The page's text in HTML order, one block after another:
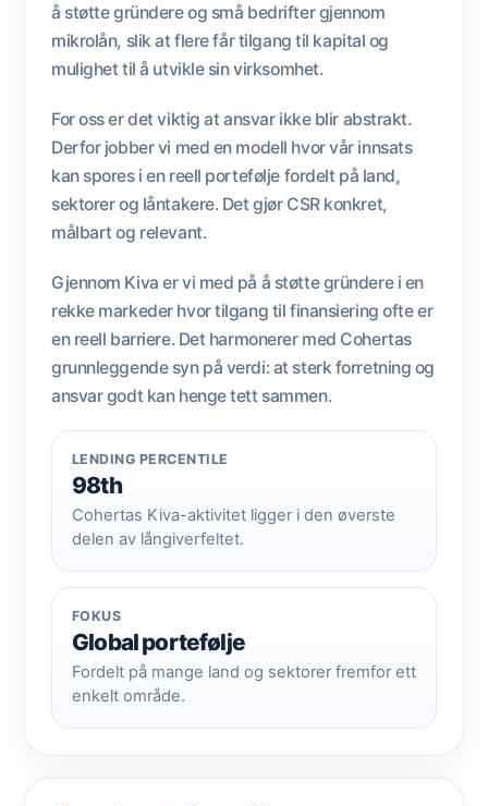
å støtte gründere og små bedrifter gjennom
mikrolån, slik at flere får tilgang til kapital og
mulighet til å utvikle sin virksomhet.
For oss er det viktig at ansvar ikke blir abstrakt.
Derfor jobber vi med en modell hvor vår innsats
kan spores i en reell portefølje fordelt på land,
sektorer og låntakere. Det gjør CSR konkret,
målbart og relevant.
Gjennom Kiva er vi med på å støtte gründere i en
rekke markeder hvor tilgang til finansiering ofte er
en reell barriere. Det harmonerer med Cohertas
grunnleggende syn på verdi: at sterk forretning og
ansvar godt kan henge tett sammen.
LENDING PERCENTILE
98th
Cohertas Kiva-aktivitet ligger i den øverste
delen av långiverfeltet.
FOKUS
Global portefølje
Fordelt på mange land og sektorer fremfor ett
enkelt område.